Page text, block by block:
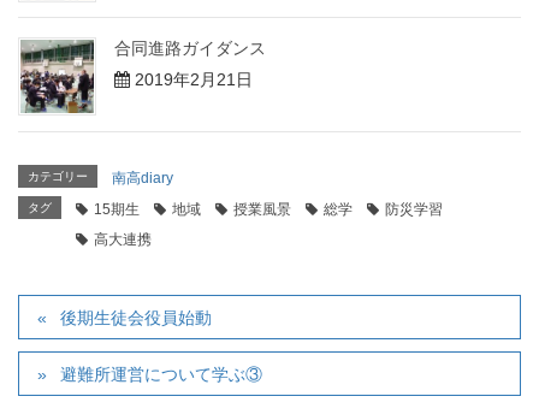
合同進路ガイダンス
2019年2月21日
カテゴリー 南高diary
タグ 15期生 地域 授業風景 総学
防災学習
高大連携
後期生徒会役員始動
避難所運営について学ぶ③